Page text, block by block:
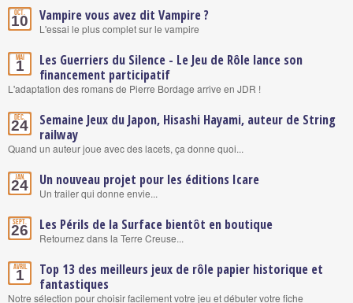
Oct.
10 Vampire vous avez dit Vampire ?
L'essai le plus complet sur le vampire
Mai
1
Les Guerriers du Silence - Le Jeu de Rôle lance son
financement participatif
L'adaptation des romans de Pierre Bordage arrive en JDR !
Déc.
24
Semaine Jeux du Japon, Hisashi Hayami, auteur de String
railway
Quand un auteur joue avec des lacets, ça donne quoi...
Jan.
24 Un nouveau projet pour les éditions Icare
Un trailer qui donne envie...
Sept.
26 Les Périls de la Surface bientôt en boutique
Retournez dans la Terre Creuse...
Avril
1
Top 13 des meilleurs jeux de rôle papier historique et
fantastiques
Notre sélection pour choisir facilement votre jeu et débuter votre fiche